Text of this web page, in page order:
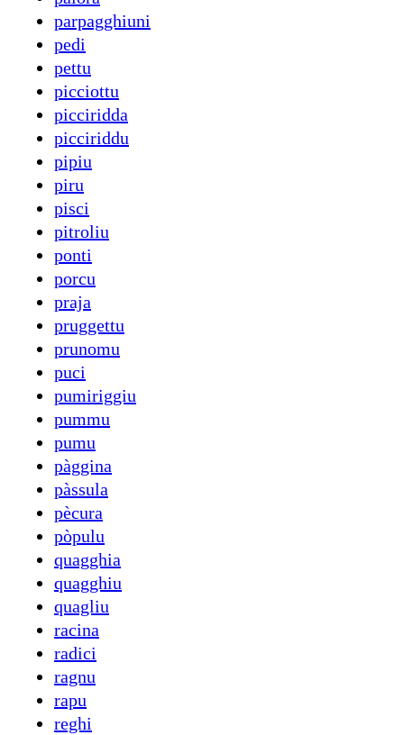
parpagghiuni
pedi
pettu
picciottu
picciridda
picciriddu
pipiu
piru
pisci
pitroliu
ponti
porcu
praja
pruggettu
prunomu
puci
pumiriggiu
pummu
pumu
pàggina
pàssula
pècura
pòpulu
quagghia
quagghiu
quagliu
racina
radici
ragnu
rapu
reghi